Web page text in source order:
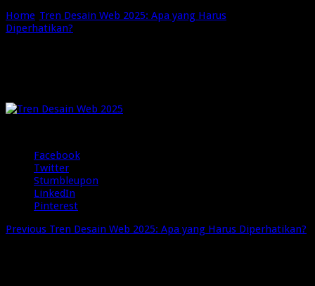
Home Tren Desain Web 2025: Apa yang Harus
Diperhatikan?
Facebook
Twitter
Stumbleupon
LinkedIn
Pinterest
Previous Tren Desain Web 2025: Apa yang Harus Diperhatikan?